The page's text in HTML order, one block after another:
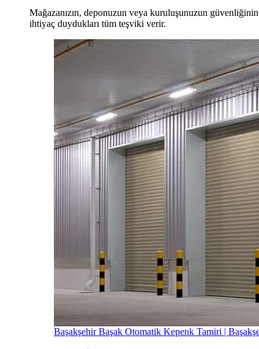
Mağazanızın, deponuzun veya kuruluşunuzun
ihtiyaç duydukları tüm teşviki verir.
Başakşehir Başak Otomatik Kepenk Tamiri |